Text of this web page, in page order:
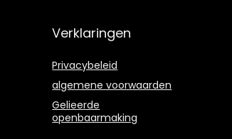
Verklaringen
Privacybeleid
algemene voorwaarden
Gelieerde
openbaarmaking